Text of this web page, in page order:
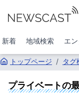
新着 地域検索 エ
トップページ / タグ
プライベートの